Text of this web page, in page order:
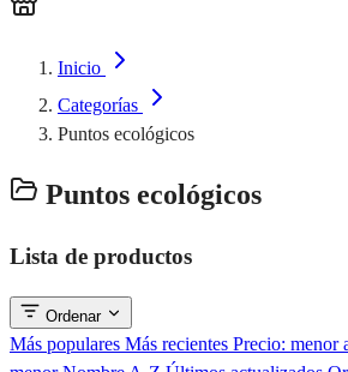
Inicio
Categorías
Puntos ecológicos
Puntos ecológicos
Lista de productos
Ordenar
Más populares Más recientes Precio: menor